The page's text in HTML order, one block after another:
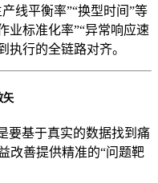
线平衡率”“换型时间”等
业标准化率”“异常响应速
执行的全链路对齐。
矢
要基于真实的数据找到痛
改善提供精准的“问题靶